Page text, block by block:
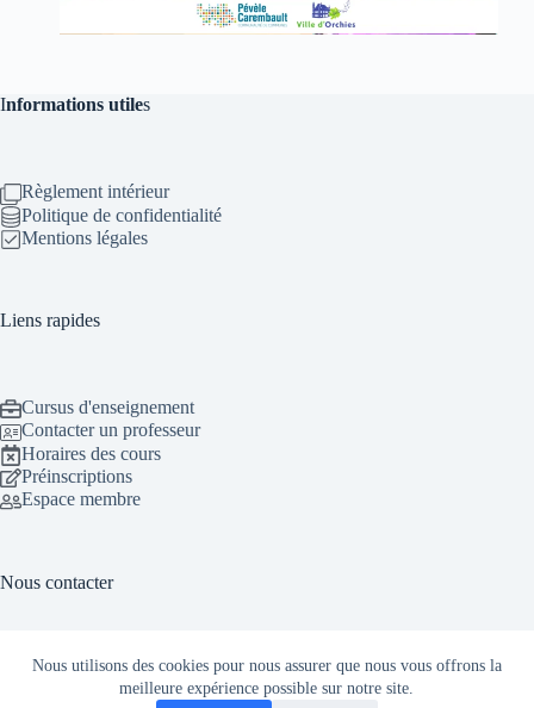
Nous utilisons des cookies pour nous assurer que nous vous offrons la
meilleure expérience possible sur notre site.
Informations utiles
Règlement intérieur
Politique de confidentialité
Mentions légales
Liens rapides
Cursus d'enseignement
Contacter un professeur
Horaires des cours
Préinscriptions
Espace membre
Nous contacter
1 Rue des 3 Bonniers Marin 59310 Orchies
07.81.40.66.06